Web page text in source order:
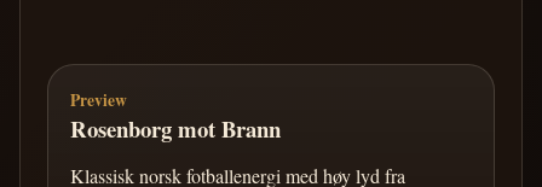
Preview
Rosenborg mot Brann
Klassisk norsk fotballenergi med høy lyd fra